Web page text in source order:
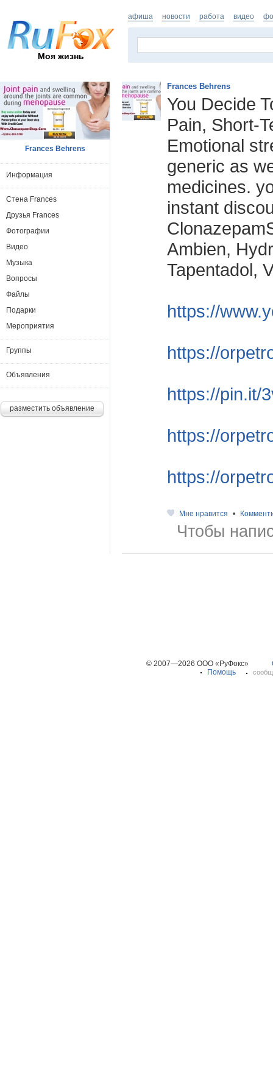
Моя жизнь
афиша новости работа видео
Frances Behrens
You Decide
Pain, Short-
Emotional
generic as
medicines.
instant
Ambien,
Tapentadol,
https://
https://
https://pin.it/
https://
https://
Мне нравится •
Чтобы
Frances Behrens
Информация
Стена Frances
Друзья Frances
Фотографии
Видео
Музыка
Вопросы
Файлы
Подарки
Мероприятия
Группы
Объявления
разместить объявление
© 2007—2026 ООО «РуФокс»
Помощь